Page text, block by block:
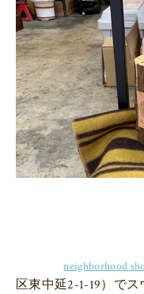
neighborhood
区東中延2-1-19）で